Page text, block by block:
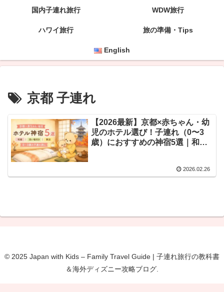
国内子連れ旅行 WDW旅行
ハワイ旅行 旅の準備・Tips
English
京都 子連れ
【2026最新】京都×赤ちゃん・幼
児のホテル選び！子連れ（0〜3
歳）におすすめの神宿5選｜和
2026.02.26
© 2025 Japan with Kids – Family Travel Guide | 子連れ旅行の教科書
＆海外ディズニー攻略ブログ.